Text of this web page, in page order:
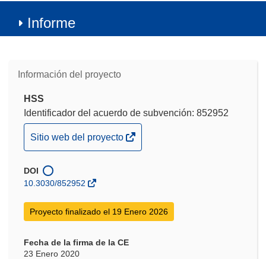
Informe
Información del proyecto
HSS
Identificador del acuerdo de subvención: 852952
(se
abrirá
una
ventana)
Sitio web del proyecto
DOI
10.3030/852952
Proyecto finalizado el 19 Enero 2026
Fecha de la firma de la CE
23 Enero 2020